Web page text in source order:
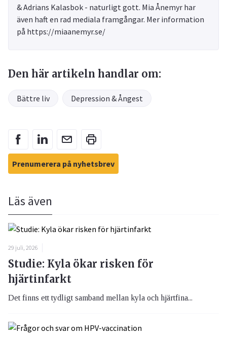
& Adrians Kalasbok - naturligt gott. Mia Ånemyr har
även haft en rad mediala framgångar. Mer information
på https://miaanemyr.se/
Den här artikeln handlar om:
Bättre liv Depression & Ångest
Prenumerera på nyhetsbrev
Läs även
29 juli, 2026
Studie: Kyla ökar risken för
hjärtinfarkt
Det finns ett tydligt samband mellan kyla och hjärtfina...